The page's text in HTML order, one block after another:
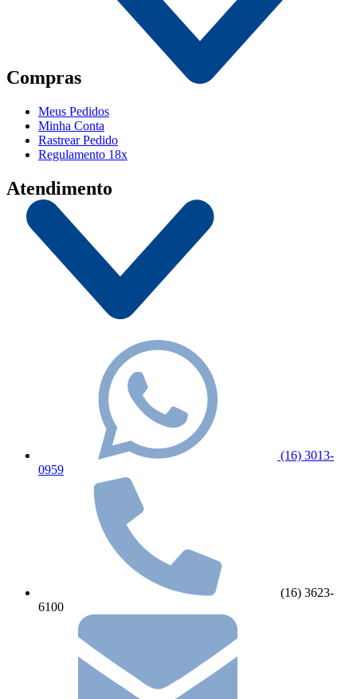
Compras
Meus Pedidos
Minha Conta
Rastrear Pedido
Regulamento 18x
Atendimento
(16) 3013-
0959
(16) 3623-
6100